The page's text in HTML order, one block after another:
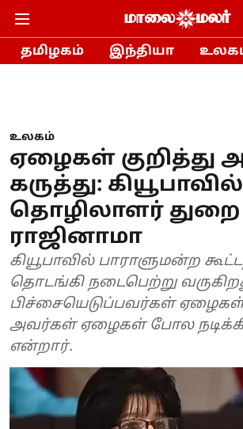
தமிழகம் இந்தியா
உலகம்
ஏழைகள் குறித்து
கருத்து: கியூபாவில்
தொழிலாளர் துறை
ராஜினாமா
கியூபாவில் பாராளுமன்ற
தொடங்கி நடைபெற்று
பிச்சையெடுப்பவர்கள்
அவர்கள் ஏழைகள் போல
என்றார்.